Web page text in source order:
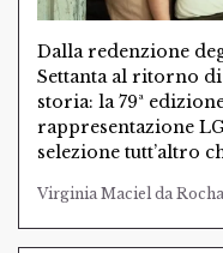
Dalla redenzione
Settanta al ritorno
storia: la 79ª
rappresentazione
selezione tutt’altro
Virginia Maciel da